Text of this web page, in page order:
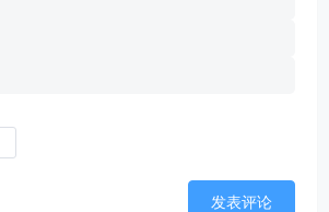
发表评论